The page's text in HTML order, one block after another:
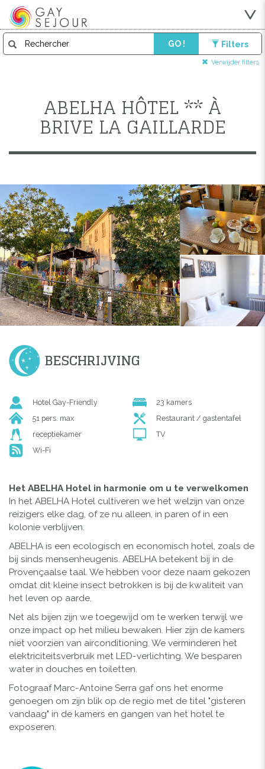
GO ! Filters
Verwijder filters
ABELHA HÔTEL ** À
BRIVE LA GAILLARDE
BESCHRIJVING
Hotel Gay-Friendly
23 kamers
51 pers. max
Restaurant / gastentafel
receptiekamer
TV
Wi-Fi
Het ABELHA Hotel in harmonie om u te verwelkomen
In het ABELHA Hotel cultiveren we het welzijn van onze
reizigers elke dag, of ze nu alleen, in paren of in een
kolonie verblijven.
ABELHA is een ecologisch en economisch hotel, zoals de
bij sinds mensenheugenis. ABELHA betekent bij in de
Provençaalse taal. We hebben voor deze naam gekozen
omdat dit kleine insect betrokken is bij de kwaliteit van
het leven op aarde.
Net als bijen zijn we toegewijd om te werken terwijl we
onze impact op het milieu bewaken. Hier zijn de kamers
niet voorzien van airconditioning. We verminderen het
elektriciteitsverbruik met LED-verlichting. We besparen
water in douches en toiletten.
Fotograaf Marc-Antoine Serra gaf ons het enorme
genoegen om zijn blik op de regio met de titel "gisteren
vandaag" in de kamers en gangen van het hotel te
exposeren.